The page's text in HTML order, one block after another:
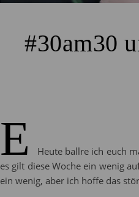
#30am30
E
Heute ballre ich euch
es gilt diese Woche ein wenig
ein wenig, aber ich hoffe das